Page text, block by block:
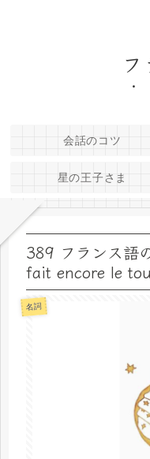
会話のコツ
星の王子さま
389 フランス語
fait encore le
名詞